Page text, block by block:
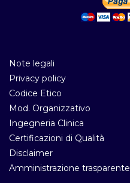
Note legali
Privacy policy
Codice Etico
Mod. Organizzativo
Ingegneria Clinica
Certificazioni di Qualità
Disclaimer
Amministrazione trasparente